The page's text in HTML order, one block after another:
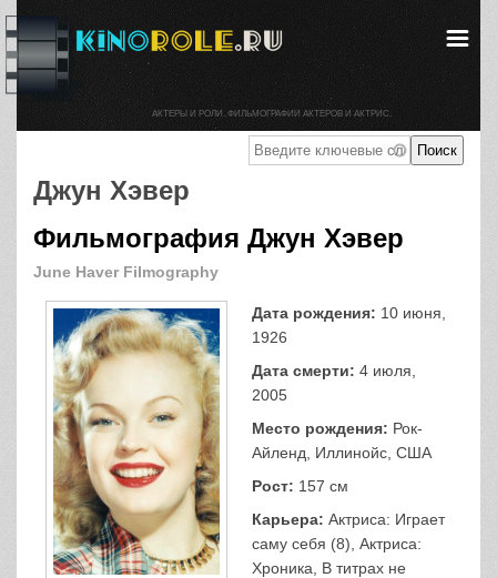
Джун Хэвер
Фильмография Джун Хэвер
June Haver Filmography
Дата рождения: 10 июня,
1926
Дата смерти: 4 июля,
2005
Место рождения: Рок-
Айленд, Иллинойс, США
Рост: 157 см
Карьера: Актриса: Играет
саму себя (8), Актриса:
Хроника, В титрах не
АКТЕРЫ И РОЛИ. ФИЛЬМОГРАФИИ АКТЕРОВ И АКТРИС.